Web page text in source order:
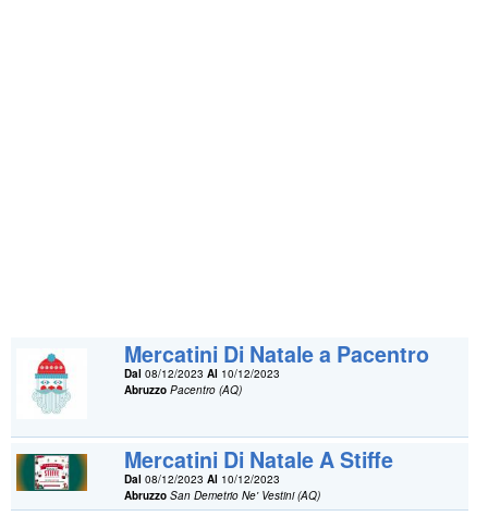
Mercatini Di Natale a Pacentro
Dal 08/12/2023Al 10/12/2023
Abruzzo Pacentro (AQ)
Mercatini Di Natale A Stiffe
Dal 08/12/2023Al 10/12/2023
Abruzzo San Demetrio Ne' Vestini (AQ)